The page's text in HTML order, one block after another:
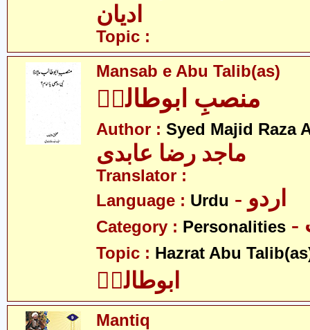
ادیان
Topic :
Mansab e Abu Talib(as)
منصبِ ابوطالبؑ
Author : Syed Majid Raza
ماجد رضا عابدی
Translator :
Language : Urdu - اردو
Category : Personalities
Topic : Hazrat Abu
ابوطالبؑ
Mantiq